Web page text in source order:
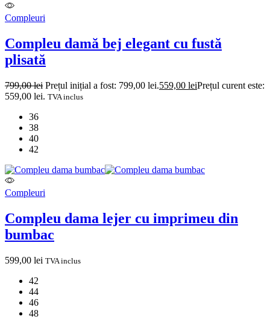
Compleuri
Compleu damă bej elegant cu fustă
plisată
799,00lei Prețul inițial a fost: 799,00 lei.559,00 leiPrețul curent este:
559,00 lei. TVA inclus
36
38
40
42
Compleuri
Compleu dama lejer cu imprimeu din
bumbac
599,00 lei TVA inclus
42
44
46
48